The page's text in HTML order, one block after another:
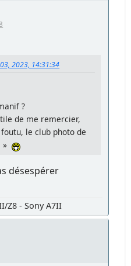
2023, 14:31:34
?
de me remercier,
le club photo de
! »
désespérer
Z8 - Sony A7II